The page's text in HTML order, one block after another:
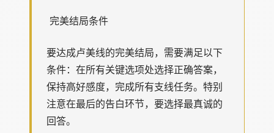
完美结局条件
要达成卢美线的完美结局，需要满足以下
条件：在所有关键选项处选择正确答案，
保持高好感度，完成所有支线任务。特别
注意在最后的告白环节，要选择最真诚的
回答。